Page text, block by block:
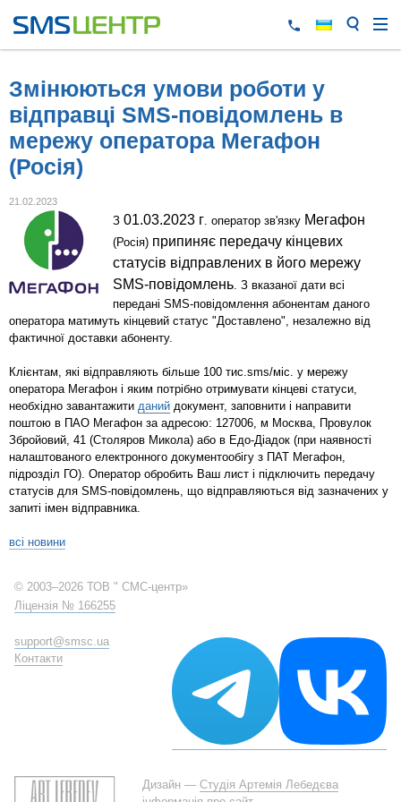
Змінюються умови роботи у
відправці SMS-повідомлень в
мережу оператора Мегафон
(Росія)
21.02.2023
З 01.03.2023 г. оператор зв'язку Мегафон
(Росія) припиняє передачу кінцевих
статусів відправлених в його мережу
SMS-повідомлень. З вказаної дати всі
передані SMS-повідомлення абонентам даного
оператора матимуть кінцевий статус "Доставлено", незалежно від
фактичної доставки абоненту.
Клієнтам, які відправляють більше 100 тис.sms/міс. у мережу
оператора Мегафон і яким потрібно отримувати кінцеві статуси,
необхідно завантажити даний документ, заповнити і направити
поштою в ПАО Мегафон за адресою: 127006, м Москва, Провулок
Збройовий, 41 (Столяров Микола) або в Едо-Діадок (при наявності
налаштованого електронного документообігу з ПАТ Мегафон,
підрозділ ГО). Оператор обробить Ваш лист і підключить передачу
статусів для SMS-повідомлень, що відправляються від зазначених у
запиті імен відправника.
всі новини
© 2003–2026 ТОВ " СМС-центр»
Ліцензія № 166255
support@smsc.ua
Контакти
Дизайн — Студія Артемія Лебедєва